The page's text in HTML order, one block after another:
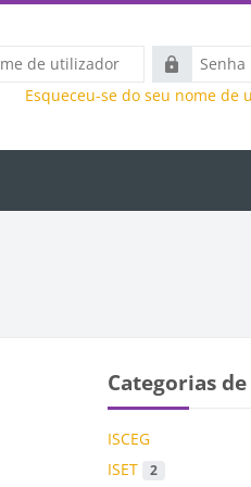
Senha
Esqueceu-se do seu nome de
Categorias
ISCEG
ISET 2